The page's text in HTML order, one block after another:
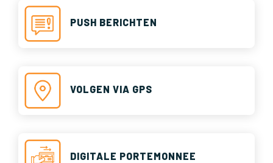
PUSH BERICHTEN
VOLGEN VIA GPS
DIGITALE PORTEMONNEE